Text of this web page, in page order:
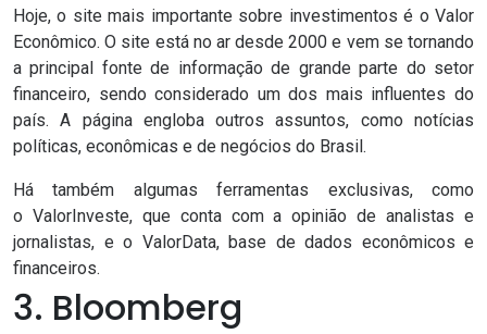
Hoje, o site mais importante sobre investimentos é o Valor
Econômico. O site está no ar desde 2000 e vem se tornando
a principal fonte de informação de grande parte do setor
financeiro, sendo considerado um dos mais influentes do
país. A página engloba outros assuntos, como notícias
políticas, econômicas e de negócios do Brasil.
Há também algumas ferramentas exclusivas, como
o ValorInveste, que conta com a opinião de analistas e
jornalistas, e o ValorData, base de dados econômicos e
financeiros.
3. Bloomberg